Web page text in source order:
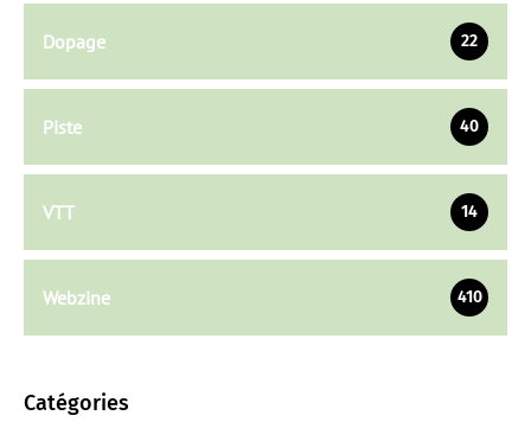
Dopage 22
Piste 40
VTT 14
Webzine 410
Catégories